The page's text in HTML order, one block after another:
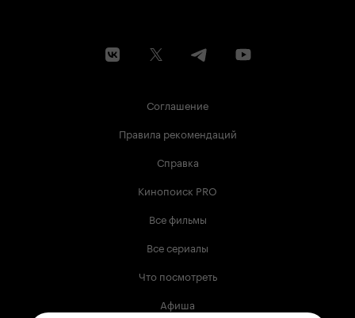
Соглашение
Правила рекомендаций
Справка
Кинопоиск PRO
Все фильмы
Все сериалы
Что посмотреть
Афиша